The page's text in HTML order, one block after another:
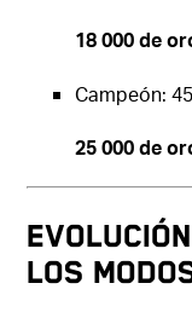
18 000 de
Campeón:
25 000 de
LOS